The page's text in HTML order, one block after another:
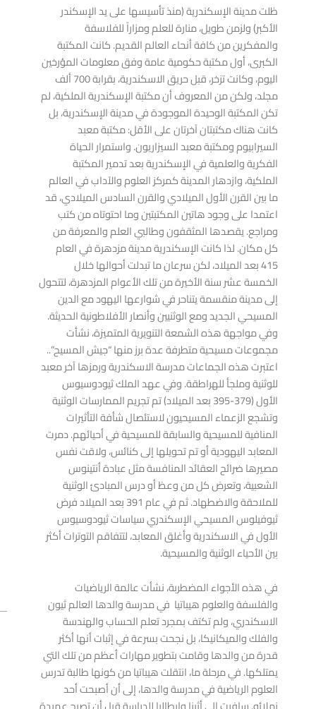
ظلت مدينة الإسكندرية (منذ تأسيسها على يد الإسكندر
الأكبر) ولزمن طويل، منارة للعلم ومزاراً للفلاسفة
والمفكرين من كافة أنحاء العالم القديم. كانت المكتبة
الكبرى، أول مكتبة حكومية عامة وفق معلومات المؤرخين
اليوم، وكانت تزخر، قبل حريق الاسكندرية، بقرابة 700 ألف
مجلد، ولكن من المعروف أن مكتبة الإسكندرية الملكية، لم
تكن المكتبة الوحيدة الموجودة في مدينة الإسكندرية، بل
كانت هناك مكتبتان آخرتان على الأقل: مكتبة معبد
السيرابيوم ومكتبة معبد السيزاريون. واستمرار الحياة
الفكرية والعلمية في الإسكندرية بعد تدمير المكتبة
الملكية، وازدهار المدينة كمركز العلوم والآداب في العالم
ما بين القرن الأول الميلادي والقرن السادس الميلادي، قد
اعتمدا على وجود هاتين المكتبتين وما احتوتاه من كتب
ومراجع. يقصدها المثقفون وطالبي العلم والمعرفة من
كل مكان. لذا كانت الإسكندرية مدينة مزدهرة في العام
415 بعد الميلاد، لكن سرعان ما تبدلت أحوالها خلال
الخمسة عشر سنة الأخيرة من تلك الأعوام المزدهرة، لتتحول
إلى مدينة منقسمة يتناحر في شوارعها اليهود مع الدين
المسيحي الجديد ومع الوثنيين وأنصار الأفلاطونية الحديثة.
وفي مواجهة هذه الشمعة التنويرية المتميزة، نشأت
مجموعات مسيحية متطرفة عدة برز منها “جيش المسيح”..
اعتبرت هذه الجماعات مدرسة الاسكندرية ورمزها آخر معبد
للوثنية وملجأ للهراطقة. وفي عهد الملك ثيودوسيوس
الأول (379-395 بعد الميلاد) تم تجريم الممارسات الوثنية
وتشجع الزعماء المسيحيون لاستئصال شأفة التأثيرات
المنافية للمسيحية والسابقة للمسيحية في أحيائهم. دمرت
المعابد اليهودية أو تم تحويلها إلى كنائس، ولاقت نفس
مصيرها ضرائح العقائد المنافسة مثل عبادة أنتينوس
الشعبية، وتعرض كل من وعظ أو درس المبادئ الوثنية
للملاحقة والاضطهاد. ثم في عام 391 بعد الميلاد فرض
ثيوفيلوس المسيحي الإسكندري سياسات ثيودوسيوس
الأول في الاسكندرية وأغلق المعابد، لتتفاقم التوترات أكثر
بين الأحياء الوثنية والمسيحية.
في هذه الأجواء المضطربة، نشأت عالمة الرياضيات
والفلسفة والعلوم هيباتيا في مدرسة والدها العالم ثيون
الاسكندري، ولم تكتف بمجرد تعلم الحساب والهندسة
والفلك والميكانيكا، بل نجحت بسرعة في إثبات أنها أكثر
قدرة من والدها وقامت بتطوير مهارات أعظم من تلك التي
يمتلكها. في مرحلة ما، انتقلت هيباتيا من كونها طالبة تدرس
العلوم الرياضية في مدرسة والدها، إلى أن أصبحت أحد